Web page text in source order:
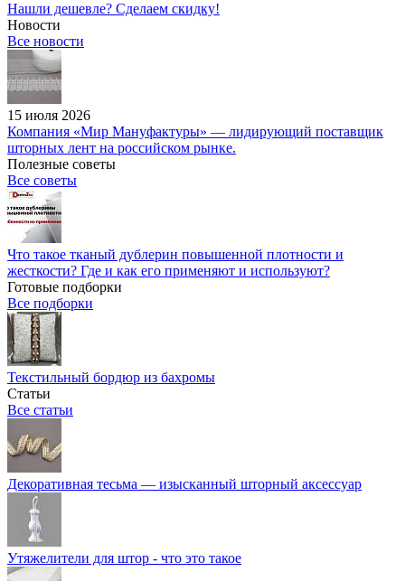
Нашли дешевле? Сделаем скидку!
Новости
Все новости
15 июля 2026
Компания «Мир Мануфактуры» — лидирующий поставщик
шторных лент на российском рынке.
Полезные советы
Все советы
Что такое тканый дублерин повышенной плотности и
жесткости? Где и как его применяют и используют?
Готовые подборки
Все подборки
Текстильный бордюр из бахромы
Статьи
Все статьи
Декоративная тесьма — изысканный шторный аксессуар
Утяжелители для штор - что это такое